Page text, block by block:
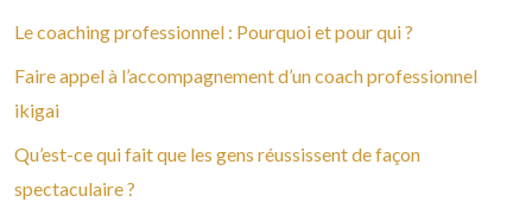
Le coaching professionnel : Pourquoi et pour qui ?
Faire appel à l’accompagnement d’un coach professionnel
ikigai
Qu’est-ce qui fait que les gens réussissent de façon
spectaculaire ?